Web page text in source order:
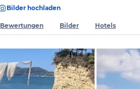
Bilder hochladen
Bewertungen Bilder Hotels